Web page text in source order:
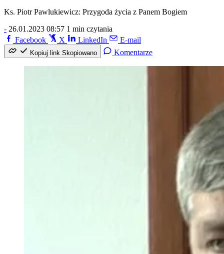
Ks. Piotr Pawlukiewicz: Przygoda życia z Panem Bogiem
- 26.01.2023 08:57 1 min czytania
Facebook
X LinkedIn E-mail
Kopiuj link Skopiowano Komentarze